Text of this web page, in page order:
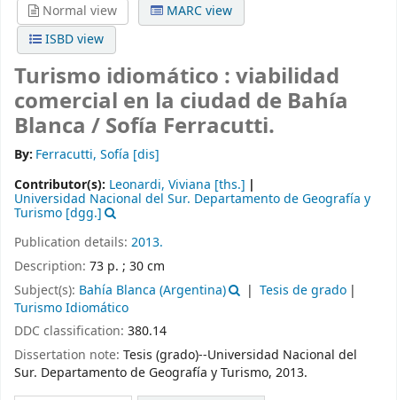
Normal view
MARC view
ISBD view
Turismo idiomático : viabilidad
comercial en la ciudad de Bahía
Blanca /Sofía Ferracutti.
By: Ferracutti, Sofía [dis]
Contributor(s): Leonardi, Viviana [ths.]
Universidad Nacional del Sur. Departamento de Geografía y
Turismo [dgg.]
Publication details: 2013.
Description: 73 p. ; 30 cm
Subject(s): Bahía Blanca (Argentina)
Tesis de grado
Turismo Idiomático
DDC classification: 380.14
Dissertation note: Tesis (grado)--Universidad Nacional del
Sur. Departamento de Geografía y Turismo, 2013.